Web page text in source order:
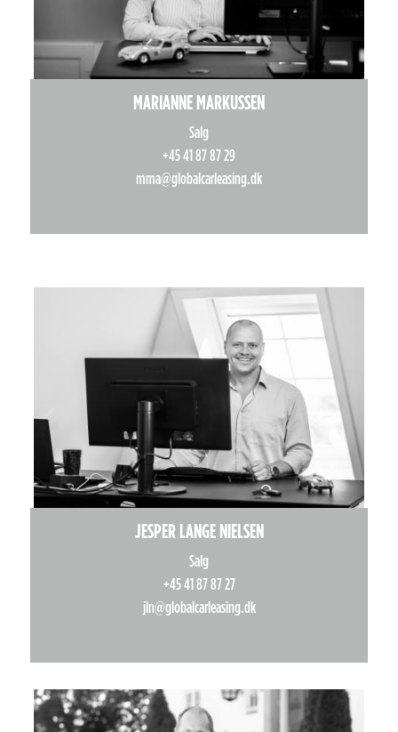
MARIANNE MARKUSSEN
Salg
+45 41 87 87 29
mma@globalcarleasing.dk
JESPER LANGE NIELSEN
Salg
+45 41 87 87 27
jln@globalcarleasing.dk